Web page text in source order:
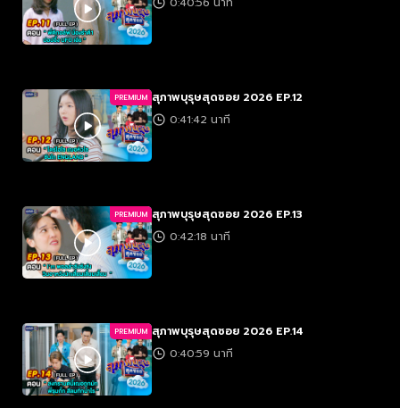
PREMIUM สุภาพบุรุษสุดซอย 2026 EP.12
0:41:42 นาที
PREMIUM สุภาพบุรุษสุดซอย 2026 EP.13
0:42:18 นาที
PREMIUM สุภาพบุรุษสุดซอย 2026 EP.14
0:40:59 นาที